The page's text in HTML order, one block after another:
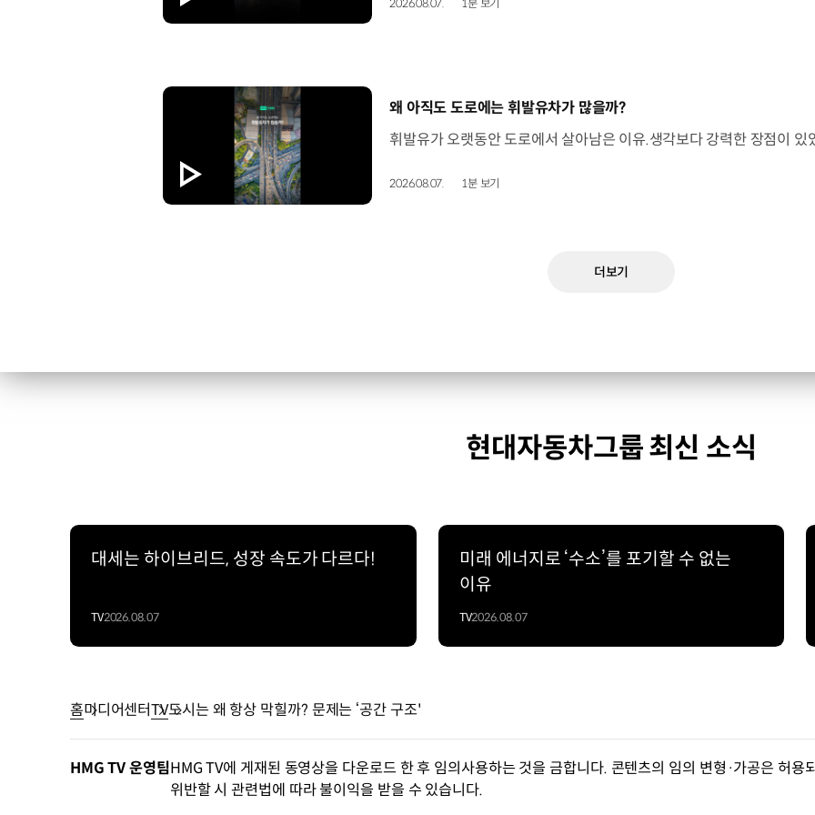
2026.08.07. 1분 보기
[동영상]
왜 아직도 도로에는 휘발유차가 많을까?
2026.08.07. 1분 보기
더보기
현대자동차그룹 최신 소식
대세는 하이브리드, 성장 속도가 다르다!
TV2026.08.07
미래 에너지로 ‘수소’를 포기할 수 없는
이유
TV2026.08.07
홈미디어센터TV도시는 왜 항상 막힐까? 문제는 ‘공간 구조'
HMG TV 운영팀HMG TV에 게재된 동영상을 다운로드 한 후 임의사용하는 것을 금합니다. 콘텐츠의 임의 변형·가공은 허
위반할 시 관련법에 따라 불이익을 받을 수 있습니다.